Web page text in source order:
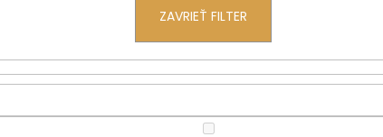
ZAVRIEŤ FILTER
Odporúčame